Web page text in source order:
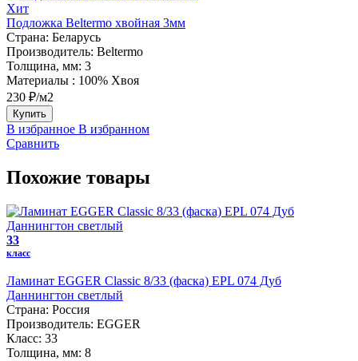
Хит
Подложка Beltermo хвойная 3мм
Страна: Беларусь
Производитель: Beltermo
Толщина, мм: 3
Материалы : 100% Хвоя
230 ₽/м2
Купить
В избранное В избранном
Сравнить
Похожие товары
33
класс
Ламинат EGGER Classic 8/33 (фаска) EPL 074 Дуб
Даннингтон светлый
Страна: Россия
Производитель: EGGER
Класс: 33
Толщина, мм: 8